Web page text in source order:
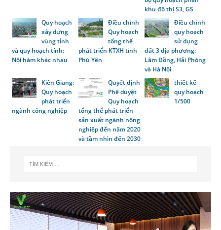
khu đô thị S3, GS
Quy hoạch
xây dựng
vùng tỉnh
và quy hoạch tỉnh:
Nội hàm khác nhau
Điều chỉnh
Quy hoạch
tổng thể
phát triển KTXH tỉnh
Phú Yên
Điều chỉnh
quy hoạch
sử dụng
đất 3 địa phương:
Lâm Đồng, Hải Phòng
và Hà Nội
Kiên Giang:
Quy hoạch
phát triển
ngành công nghiệp
Quyết định
Phê duyệt
Quy hoạch
tổng thể phát triển
sản xuất ngành nông
nghiệp đến năm 2020
và tầm nhìn đến 2030
thiết kế
quy hoạch
1/500